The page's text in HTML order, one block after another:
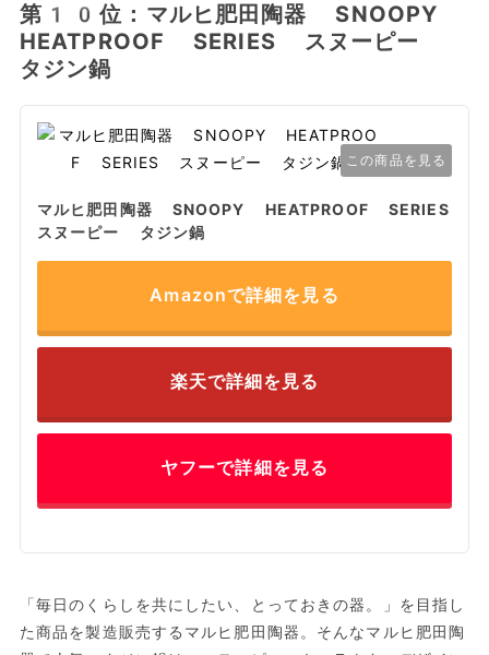
第10位：マルヒ肥田陶器 SNOOPY
HEATPROOF SERIES スヌーピー
タジン鍋
この商品を見る
マルヒ肥田陶器 SNOOPY HEATPROOF SERIES
スヌーピー タジン鍋
Amazonで詳細を見る
楽天で詳細を見る
ヤフーで詳細を見る
「毎日のくらしを共にしたい、とっておきの器。」を目指し
た商品を製造販売するマルヒ肥田陶器。そんなマルヒ肥田陶